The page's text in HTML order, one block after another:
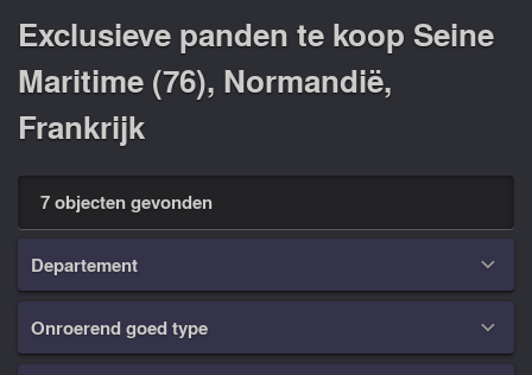
Exclusieve panden te koop Seine
Maritime (76), Normandië,
Frankrijk
7 objecten gevonden
Departement 
Onroerend goed type 